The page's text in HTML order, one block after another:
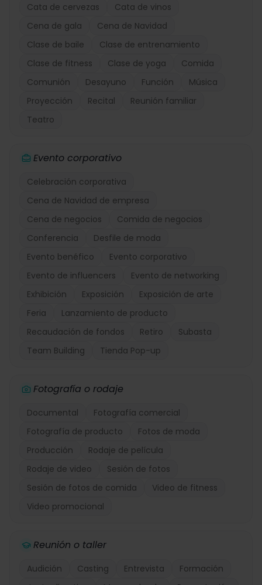
Cata de cervezas
Cata de vinos
Cena de gala
Cena de Navidad
Clase de baile
Clase de entrenamiento
Clase de fitness
Clase de yoga
Comida
Comunión
Desayuno Función
Música
Proyección
Recital
Reunión familiar
Teatro
Evento corporativo
Celebración corporativa
Cena de Navidad de empresa
Cena de negocios
Comida de negocios
Conferencia
Desfile de moda
Evento benéfico
Evento corporativo
Evento de influencers
Evento de networking
Exhibición
Exposición
Exposición de arte
Feria
Lanzamiento de producto
Recaudación de fondos
Retiro
Subasta
Team Building
Tienda Pop-up
Fotografía o rodaje
Documental
Fotografía comercial
Fotografía de producto
Fotos de moda
Producción
Rodaje de película
Rodaje de video
Sesión de fotos
Sesión de fotos de comida
Video de fitness
Video promocional
Reunión o taller
Audición Casting Entrevista
Formación